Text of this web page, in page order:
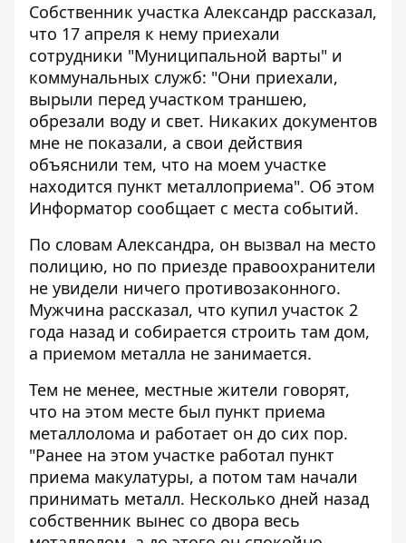
Собственник участка Александр рассказал,
что 17 апреля к нему приехали
сотрудники "Муниципальной варты" и
коммунальных служб: "Они приехали,
вырыли перед участком траншею,
обрезали воду и свет. Никаких документов
мне не показали, а свои действия
объяснили тем, что на моем участке
находится пункт металлоприема". Об этом
Информатор сообщает с места событий.
По словам Александра, он вызвал на место
полицию, но по приезде правоохранители
не увидели ничего противозаконного.
Мужчина рассказал, что купил участок 2
года назад и собирается строить там дом,
а приемом металла не занимается.
Тем не менее, местные жители говорят,
что на этом месте был пункт приема
металлолома и работает он до сих пор.
"Ранее на этом участке работал пункт
приема макулатуры, а потом там начали
принимать металл. Несколько дней назад
собственник вынес со двора весь